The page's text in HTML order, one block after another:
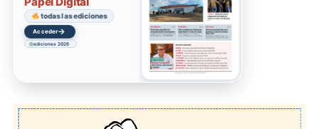
todas las ediciones
Acceder→
ediciones 2026